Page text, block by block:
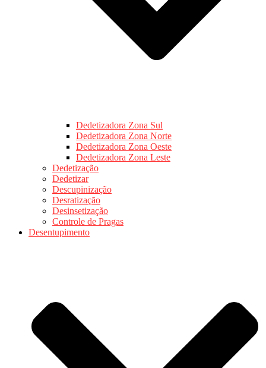
Dedetizadora Zona Sul
Dedetizadora Zona Norte
Dedetizadora Zona Oeste
Dedetizadora Zona Leste
Dedetização
Dedetizar
Descupinização
Desratização
Desinsetização
Controle de Pragas
Desentupimento